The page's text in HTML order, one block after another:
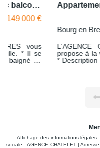
Bourg en Bresse 01000
L'AGENCE
propose à la vente un
* Description : - Cuisine
Quartier prestigieux
Affichage des informations légales
sociale : AGENCE CHATELET |